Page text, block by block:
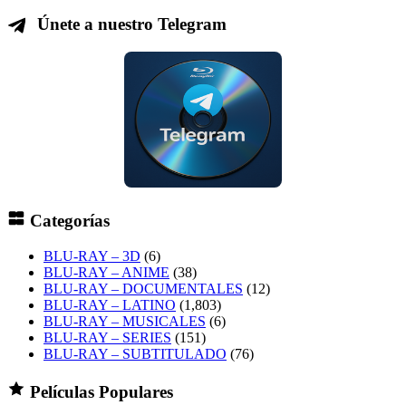
Únete a nuestro Telegram
Categorías
BLU-RAY – 3D (6)
BLU-RAY – ANIME (38)
BLU-RAY – DOCUMENTALES (12)
BLU-RAY – LATINO (1,803)
BLU-RAY – MUSICALES (6)
BLU-RAY – SERIES (151)
BLU-RAY – SUBTITULADO (76)
Películas Populares